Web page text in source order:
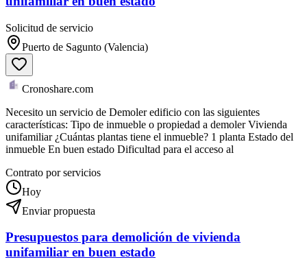
Solicitud de servicio
Puerto de Sagunto (Valencia)
Cronoshare.com
Necesito un servicio de Demoler edificio con las siguientes
características: Tipo de inmueble o propiedad a demoler Vivienda
unifamiliar ¿Cuántas plantas tiene el inmueble? 1 planta Estado del
inmueble En buen estado Dificultad para el acceso al
Contrato por servicios
Hoy
Enviar propuesta
Presupuestos para demolición de vivienda
unifamiliar en buen estado